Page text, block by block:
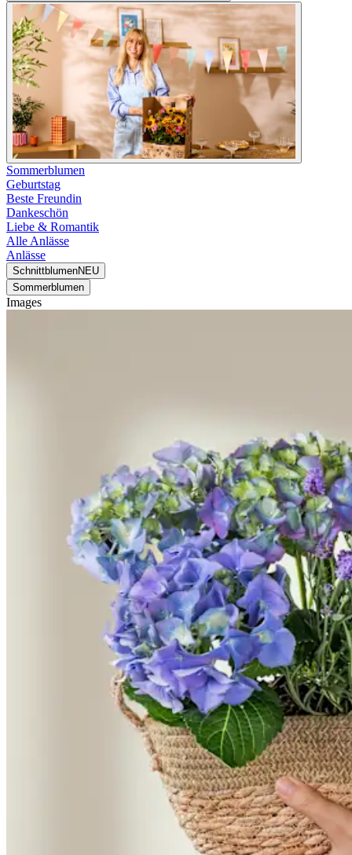
Sommerblumen
Geburtstag
Beste Freundin
Dankeschön
Liebe & Romantik
Alle Anlässe
Anlässe
SchnittblumenNEU
Sommerblumen
Images